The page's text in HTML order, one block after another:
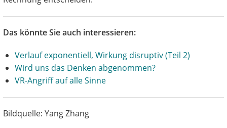
Das könnte Sie auch interessieren:
Verlauf exponentiell, Wirkung disruptiv (Teil 2)
Wird uns das Denken abgenommen?
VR-Angriff auf alle Sinne
Bildquelle: Yang Zhang